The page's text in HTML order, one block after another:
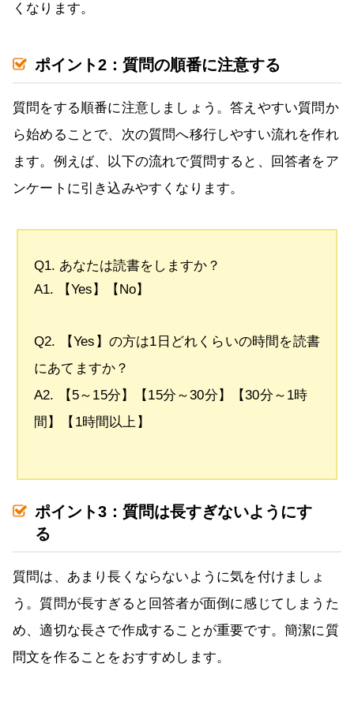
くなります。
ポイント2：質問の順番に注意する
質問をする順番に注意しましょう。答えやすい質問か
ら始めることで、次の質問へ移行しやすい流れを作れ
ます。例えば、以下の流れで質問すると、回答者をア
ンケートに引き込みやすくなります。
Q1. あなたは読書をしますか？
A1. 【Yes】【No】
Q2. 【Yes】の方は1日どれくらいの時間を読書
にあてますか？
A2. 【5～15分】【15分～30分】【30分～1時
間】【1時間以上】
ポイント3：質問は長すぎないようにす
る
質問は、あまり長くならないように気を付けましょ
う。質問が長すぎると回答者が面倒に感じてしまうた
め、適切な長さで作成することが重要です。簡潔に質
問文を作ることをおすすめします。